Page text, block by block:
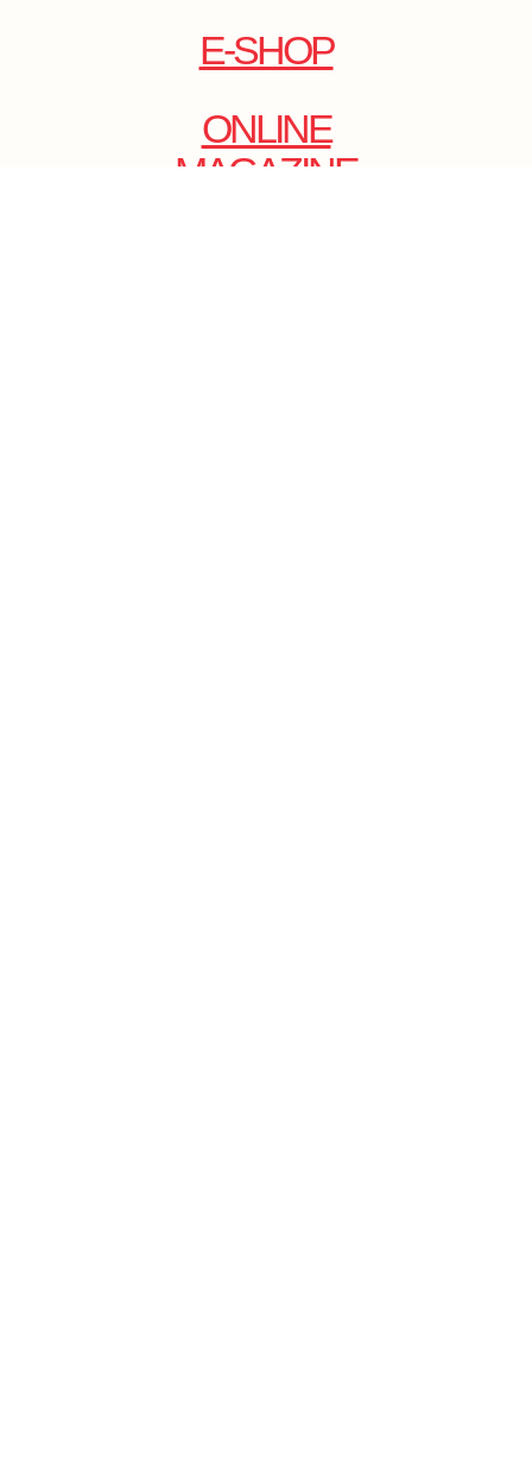
E-SHOP
ONLINE
MAGAZINE